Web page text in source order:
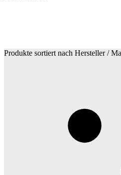
Produkte sortiert nach Hersteller /